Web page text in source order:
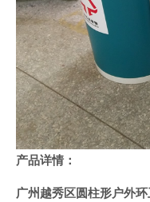
产品详情：
广州越秀区圆柱形户外